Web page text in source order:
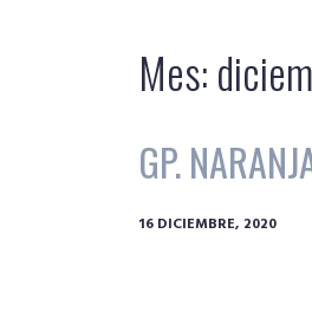
Mes:
GP.
16 DICIEMBRE, 2020